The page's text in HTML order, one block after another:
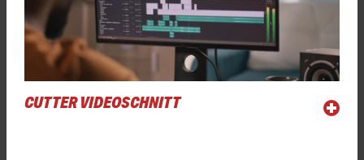
CUTTER VIDEOSCHNITT